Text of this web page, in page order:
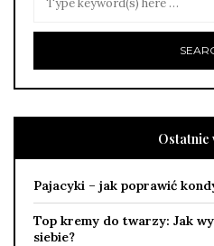
Ostatnie
Pajacyki – jak poprawić
Top kremy do twarzy: Jak
siebie?